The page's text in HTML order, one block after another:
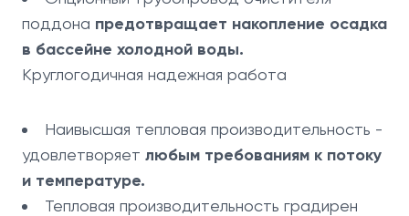
поддона предотвращает накопление осадка
в бассейне холодной воды.
Круглогодичная надежная работа
Наивысшая тепловая производительность -
удовлетворяет любым требованиям к потоку
и температуре.
Тепловая производительность градирен